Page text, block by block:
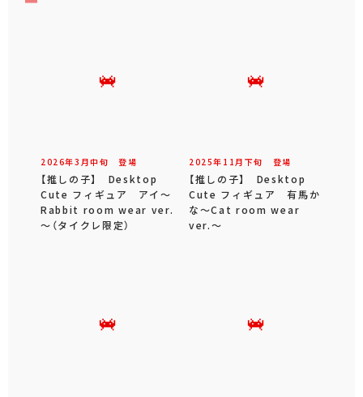
2026年3 月中旬 登場
【推しの子】 Desktop
Cute フィギュア アイ～
Rabbit room wear ver.
～（タイクレ限定）
2025年 11 月 下旬 登場
【推しの子】 Desktop
Cute フィギュア 有馬か
な～Cat room wear
ver.～